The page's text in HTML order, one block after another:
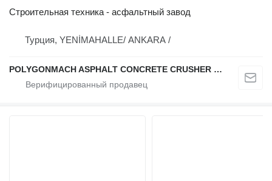
Строительная техника - асфальтный завод
Турция, YENİMAHALLE/ ANKARA /
POLYGONMACH ASPHALT CONCRETE CRUSHER SYSTEMS